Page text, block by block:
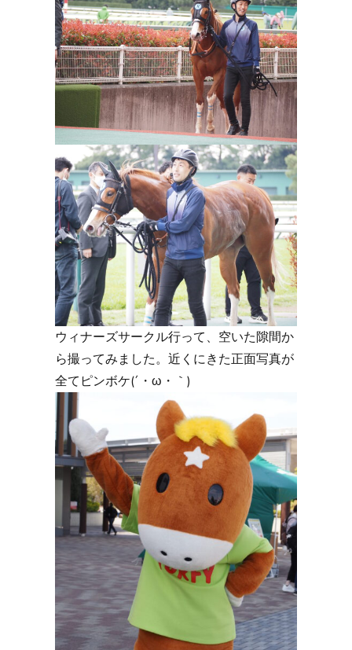
ウィナーズサークル行って、空いた隙間か
ら撮ってみました。近くにきた正面写真が
全てピンボケ(´・ω・｀)